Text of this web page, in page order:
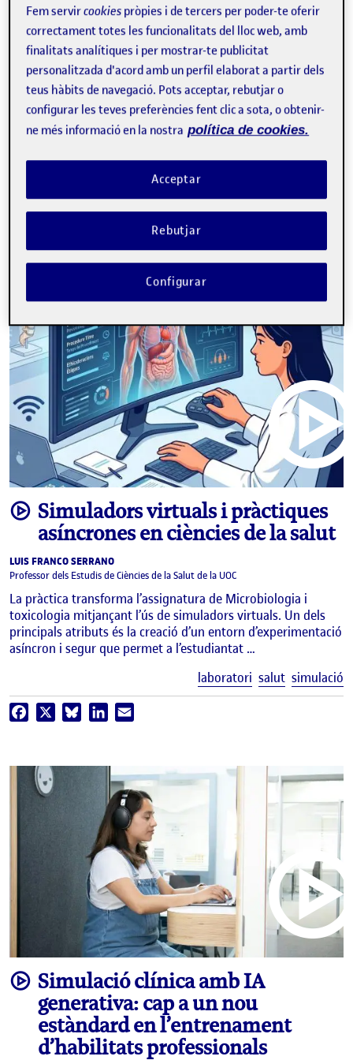
repetidors. Anàlisi del seu
rendiment, comportament i
percepcions
M. JESÚS MARCO
Professora dels Estudis d'Informàtica, Multimèdia i Telecomunicació de la UOC
L’acció, desenvolupada arran d’un projecte de recerca,
personalitzada a l’estudiant repetidor de programació amb
un seguit de mesures i un pla d’acció específic. Els …
abandonament acompanyament personalització
videoSimuladors virtuals i pràctiques
asíncrones en ciències de la salut
LUIS FRANCO SERRANO
Professor dels Estudis de Ciències de la Salut de la UOC
La pràctica transforma l’assignatura de Microbiologia i
toxicologia mitjançant l’ús de simuladors virtuals. Un dels
principals atributs és la creació d’un entorn d’experimentació
asíncron i segur que permet a l’estudiantat …
laboratori salut simulació
Facebook BlueskyLinkedIn
videoSimulació clínica amb IA
generativa: cap a un nou
estàndard en l’entrenament
d’habilitats professionals
Fem servircookies pròpies i de tercers per poder-te oferir
correctament totes les funcionalitats del lloc web, amb
finalitats analítiques i per mostrar-te publicitat
personalitzada d'acord amb un perfil elaborat a partir dels
teus hàbits de navegació. Pots acceptar, rebutjar o
configurar les teves preferències fent clic a sota, o obtenir-
ne més informació en la nostra política de cookies.
Rebutjar
Acceptar
Configurar